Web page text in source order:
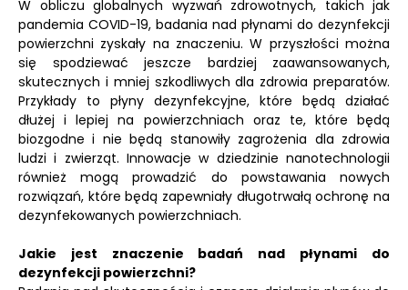
W obliczu globalnych wyzwań zdrowotnych, takich jak
pandemia COVID-19, badania nad płynami do dezynfekcji
powierzchni zyskały na znaczeniu. W przyszłości można
się spodziewać jeszcze bardziej zaawansowanych,
skutecznych i mniej szkodliwych dla zdrowia preparatów.
Przykłady to płyny dezynfekcyjne, które będą działać
dłużej i lepiej na powierzchniach oraz te, które będą
biozgodne i nie będą stanowiły zagrożenia dla zdrowia
ludzi i zwierząt. Innowacje w dziedzinie nanotechnologii
również mogą prowadzić do powstawania nowych
rozwiązań, które będą zapewniały długotrwałą ochronę na
dezynfekowanych powierzchniach.
Jakie jest znaczenie badań nad płynami do
dezynfekcji powierzchni?